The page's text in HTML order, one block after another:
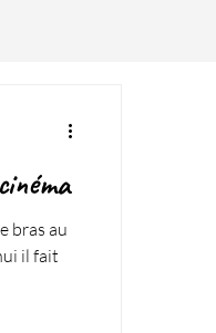
il fait